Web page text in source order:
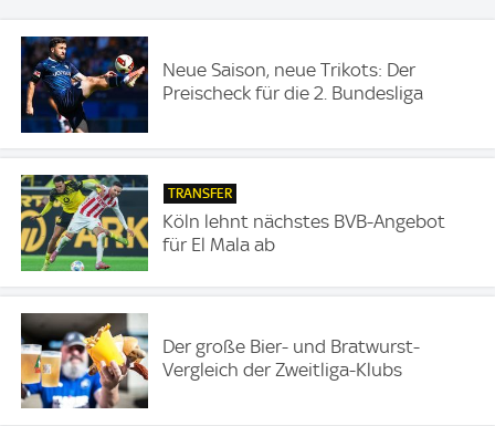
Neue Saison, neue Trikots: Der
Preischeck für die 2. Bundesliga
TRANSFER
Köln lehnt nächstes BVB-Angebot
für El Mala ab
Der große Bier- und Bratwurst-
Vergleich der Zweitliga-Klubs